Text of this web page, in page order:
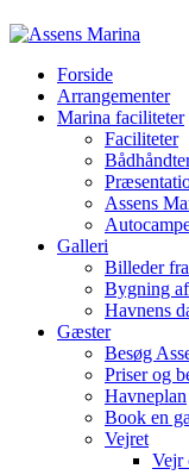
Forside
Arrangementer
Marina faciliteter
Faciliteter
Assens
Galleri
Billeder
Bygning
Havnens
Gæster
Besøg
Priser og
Havneplan
Book en
Vejret
Vejr